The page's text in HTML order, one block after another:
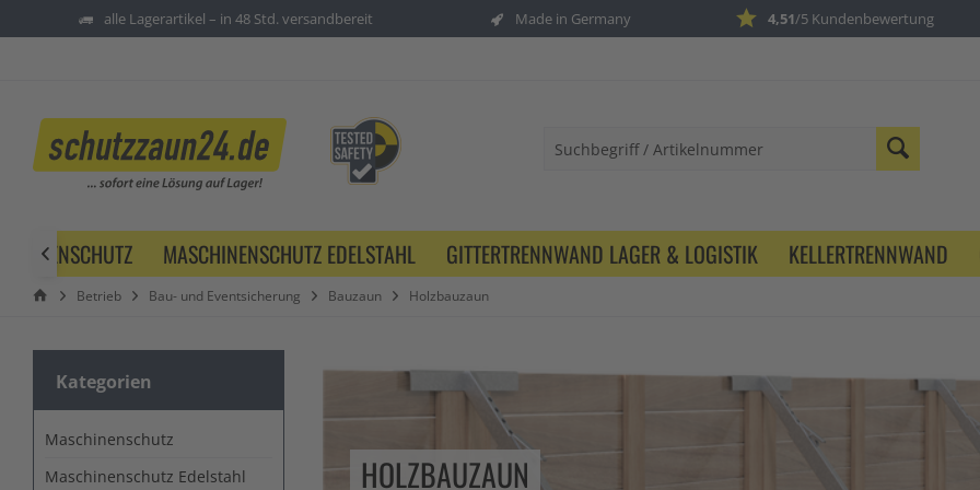
alle Lagerartikel – in 48 Std. versandbereit Made in Germany 4,51/5 Kundenbewertung
MASCHINENSCHUTZ EDELSTAHL GITTERTRENNWAND LAGER & LOGISTIK KELLERTRENNWAND

Betrieb Bau- und Eventsicherung Bauzaun Holzbauzaun
Kategorien
Maschinenschutz
Maschinenschutz Edelstahl
HOLZBAUZAUN